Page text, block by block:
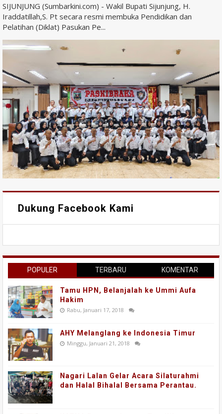
SIJUNJUNG (Sumbarkini.com) - Wakil Bupati Sijunjung, H.
Iraddatillah,S. Pt secara resmi membuka Pendidikan dan
Pelatihan (Diklat) Pasukan Pe...
Dukung Facebook Kami
POPULER TERBARU KOMENTAR
Tamu HPN, Belanjalah ke Ummi Aufa
Hakim
Rabu, Januari 17, 2018
AHY Melanglang ke Indonesia Timur
Minggu, Januari 21, 2018
Nagari Lalan Gelar Acara Silaturahmi
dan Halal Bihalal Bersama Perantau.